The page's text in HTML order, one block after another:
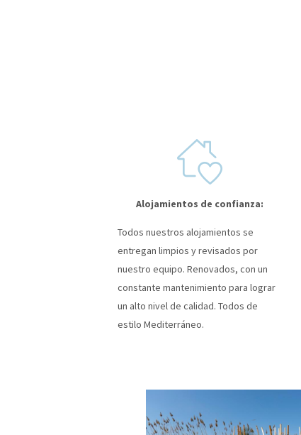
Alojamientos de confianza:
Todos nuestros alojamientos se
entregan limpios y revisados por
nuestro equipo. Renovados, con un
constante mantenimiento para lograr
un alto nivel de calidad. Todos de
estilo Mediterráneo.